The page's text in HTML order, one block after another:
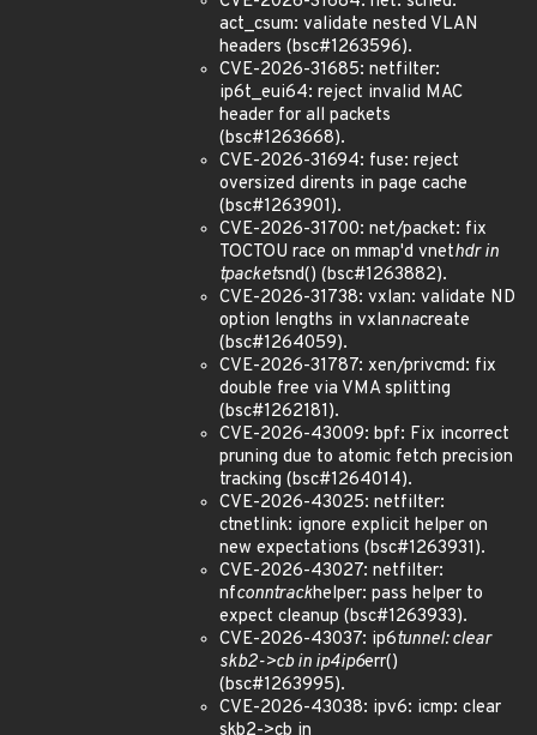
act_csum: validate nested VLAN
headers (bsc#1263596).
CVE-2026-31685: netfilter:
ip6t_eui64: reject invalid MAC
header for all packets
(bsc#1263668).
CVE-2026-31694: fuse: reject
oversized dirents in page cache
(bsc#1263901).
CVE-2026-31700: net/packet: fix
TOCTOU race on mmap'd vnethdr in
tpacketsnd() (bsc#1263882).
CVE-2026-31738: vxlan: validate ND
option lengths in vxlannacreate
(bsc#1264059).
CVE-2026-31787: xen/privcmd: fix
double free via VMA splitting
(bsc#1262181).
CVE-2026-43009: bpf: Fix incorrect
pruning due to atomic fetch precision
tracking (bsc#1264014).
CVE-2026-43025: netfilter:
ctnetlink: ignore explicit helper on
new expectations (bsc#1263931).
CVE-2026-43027: netfilter:
nfconntrackhelper: pass helper to
expect cleanup (bsc#1263933).
CVE-2026-43037: ip6tunnel: clear
skb2->cb in ip4ip6err()
(bsc#1263995).
CVE-2026-43038: ipv6: icmp: clear